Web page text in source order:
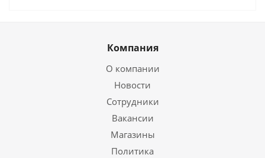
Компания
О компании
Новости
Сотрудники
Вакансии
Магазины
Политика